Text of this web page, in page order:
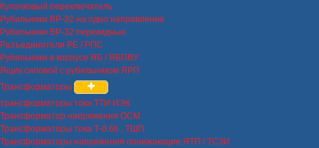
Кулачковый переключатель
Рубильники ВР-32 на одно направление
Рубильники ВР-32 перекидные
Разъединители РЕ / РПС
Рубильники в корпусе ЯБ / ЯБПВУ
Ящик силовой с рубильником ЯРП
Трансформаторы
трансформаторы тока ТТИ ИЭК
Трансформатор напряжения ОСМ
Трансформаторы тока Т-0.66 , ТШП
Трансформаторы напряжения понижающие ЯТП / ТСЗИ